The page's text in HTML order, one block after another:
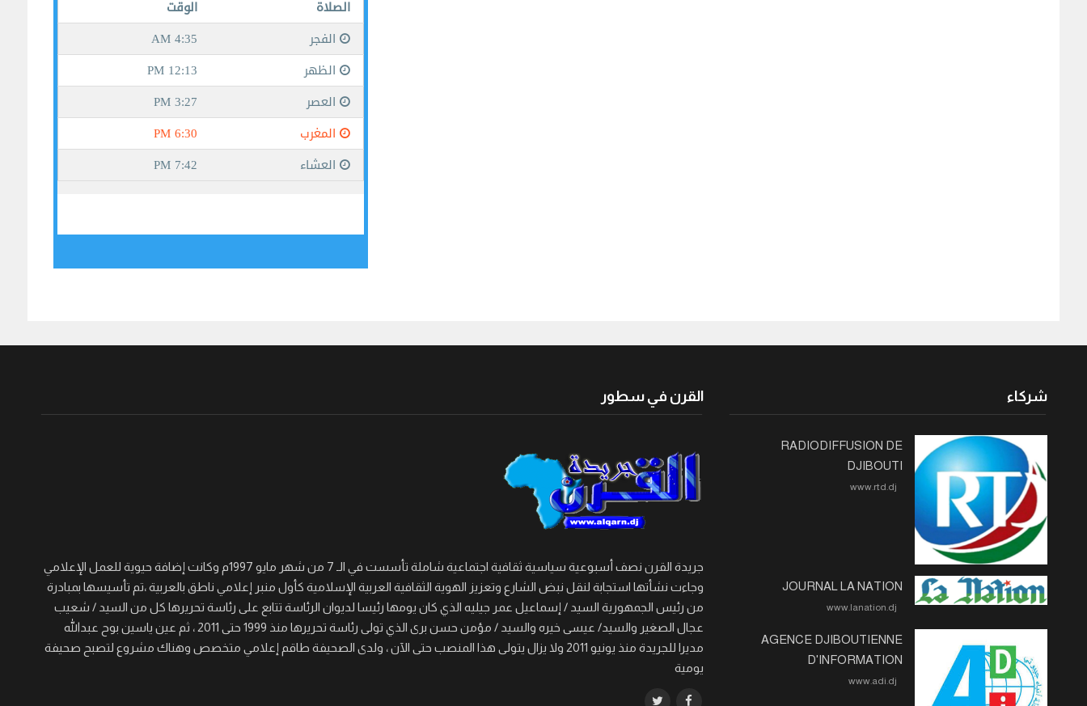
القرن في سطور
جريدة القرن نصف أسبوعية سياسية ثقافية اجتماعية شاملة تأسست في الـ 7 من شهر مايو 1997م وكانت إضافة حيوية للعمل الإعلامي
وجاءت نشأتها استجابة لنقل نبض الشارع وتعزيز الهوية الثقافية العربية الإسلامية كأول منبر إعلامي ناطق بالعربية ،تم تأسيسها بمبادرة
من رئيس الجمهورية السيد / إسماعيل عمر جيليه الذي كان يومها رئيسا لديوان الرئاسة تتابع على رئاسة تحريرها كل من السيد / شعيب
عجال الصغير والسيد/ عيسى خيره والسيد / مؤمن حسن برى الذي تولى رئاسة تحريرها منذ 1999 حتى 2011 ، ثم عين ياسين بوح عبدالله
مديرا للجريدة منذ يونيو 2011 ولا يزال يتولى هذا المنصب حتى الآن ، ولدى الصحيفة طاقم إعلامي متخصص وهناك مشروع لتصبح صحيفة
يومية
شركاء
RADIODIFFUSION DE
DJIBOUTI
JOURNAL LA NATION
AGENCE DJIBOUTIENNE
D'INFORMATION